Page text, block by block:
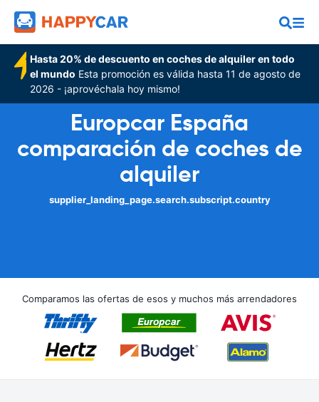
Hasta 20% de descuento en coches de alquiler en todo
el mundo Esta promoción es válida hasta 11 de agosto de
2026 - ¡aprovéchala hoy mismo!
Europcar España
comparación de coches de
alquiler
supplier_landing_page.search.subscript.country
Comparamos las ofertas de esos y muchos más arrendadores